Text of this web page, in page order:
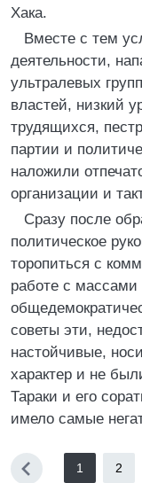
Хака.
Вместе с тем
деятельности,
ультралевых
властей, низкий
трудящихся,
партии и
наложили
организации и
Сразу после
политическое
торопиться с
работе с
советы эти,
настойчивые,
характер и не
Тараки и его
имело самые
1 2